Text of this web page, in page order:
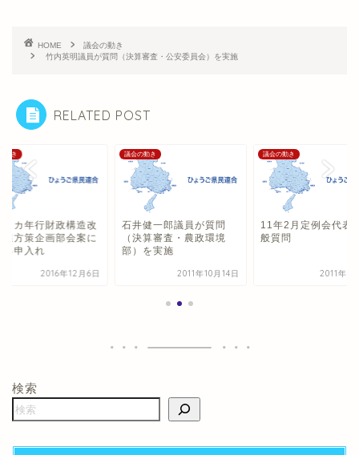
HOME
議会の動き
竹内英明議員が質問（決算審査・公安委員会）を実施
RELATED POST
動き
２カ年行財政構造改
進方策企画部会案に
る申入れ
2016年12月6日
議会の動き
石井健一郎議員が質問
（決算審査・農政環境
部）を実施
2011年10月14日
議会の動き
11年2月定例会代表
般質問
2011年3
検索